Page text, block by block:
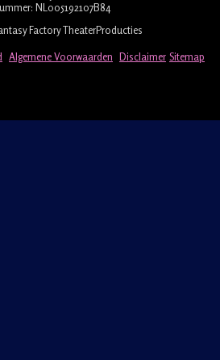
NL005192107B84
Factory TheaterProducties
Algemene Voorwaarden Disclaimer Sitemap